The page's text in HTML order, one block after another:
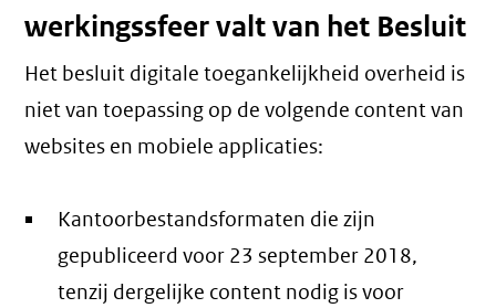
werkingssfeer valt van het Besluit
Het besluit digitale toegankelijkheid overheid is
niet van toepassing op de volgende content van
websites en mobiele applicaties:
Kantoorbestandsformaten die zijn
gepubliceerd voor 23 september 2018,
tenzij dergelijke content nodig is voor